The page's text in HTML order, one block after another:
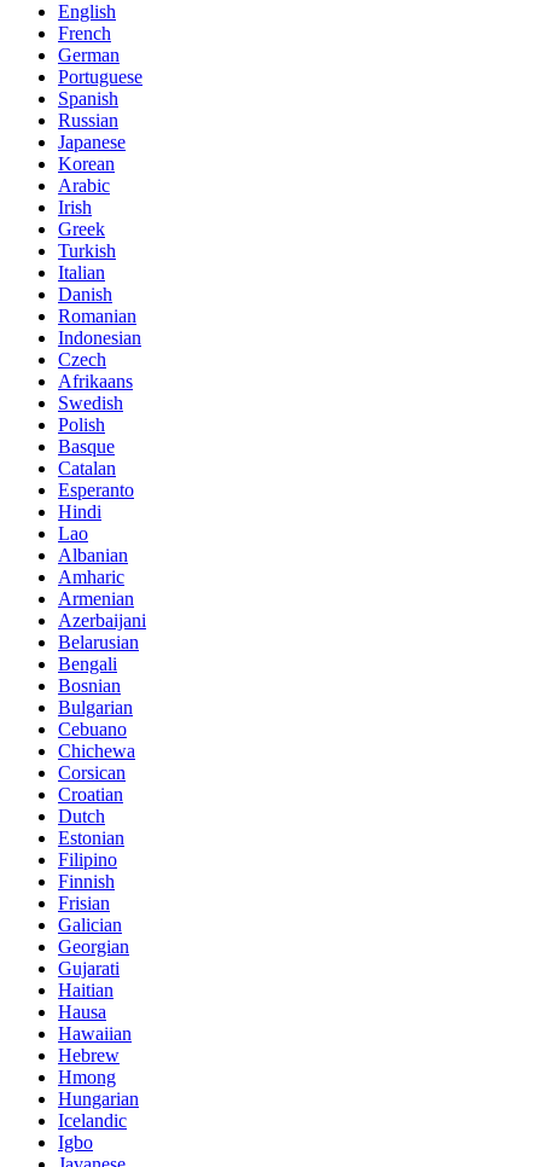
English
French
German
Portuguese
Spanish
Russian
Japanese
Korean
Arabic
Irish
Greek
Turkish
Italian
Danish
Romanian
Indonesian
Czech
Afrikaans
Swedish
Polish
Basque
Catalan
Esperanto
Hindi
Lao
Albanian
Amharic
Armenian
Azerbaijani
Belarusian
Bengali
Bosnian
Bulgarian
Cebuano
Chichewa
Corsican
Croatian
Dutch
Estonian
Filipino
Finnish
Frisian
Galician
Georgian
Gujarati
Haitian
Hausa
Hawaiian
Hebrew
Hmong
Hungarian
Icelandic
Igbo